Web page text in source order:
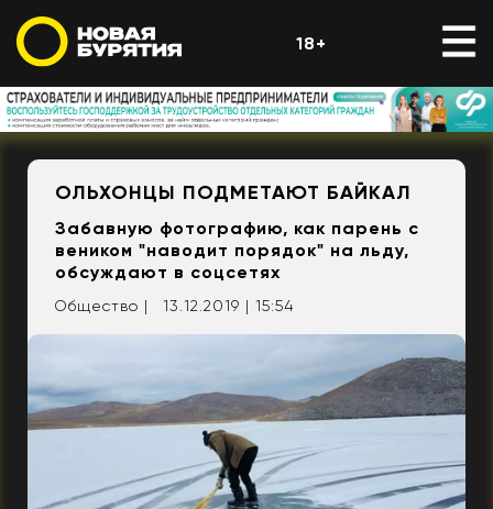
18+
ОЛЬХОНЦЫ ПОДМЕТАЮТ БАЙКАЛ
Забавную фотографию, как парень с
веником "наводит порядок" на льду,
обсуждают в соцсетях
Общество | 13.12.2019 | 15:54